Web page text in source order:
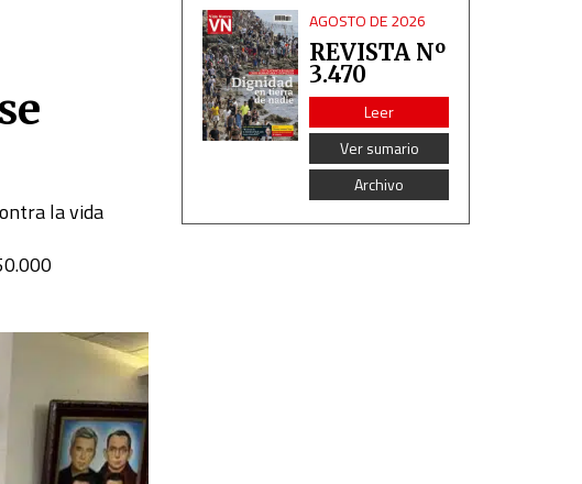
la vida
AGOSTO DE 2026
REVISTA Nº
3.470
Leer
Ver sumario
Archivo